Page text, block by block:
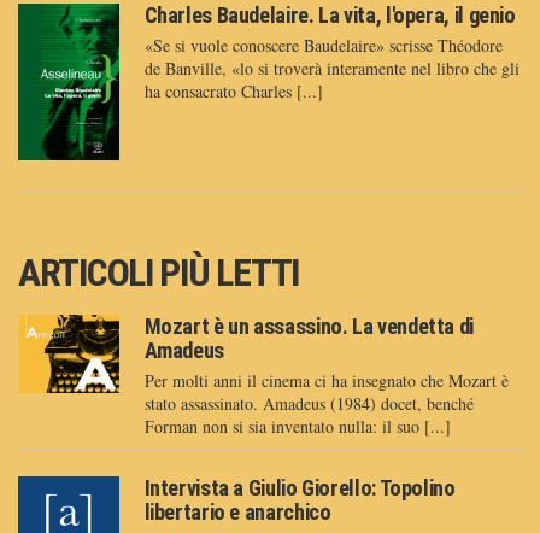
Charles Baudelaire. La vita, l'opera, il genio
«Se si vuole conoscere Baudelaire» scrisse Théodore
de Banville, «lo si troverà interamente nel libro che gli
ha consacrato Charles [...]
ARTICOLI PIÙ LETTI
Mozart è un assassino. La vendetta di
Amadeus
Per molti anni il cinema ci ha insegnato che Mozart è
stato assassinato. Amadeus (1984) docet, benché
Forman non si sia inventato nulla: il suo [...]
Intervista a Giulio Giorello: Topolino
libertario e anarchico